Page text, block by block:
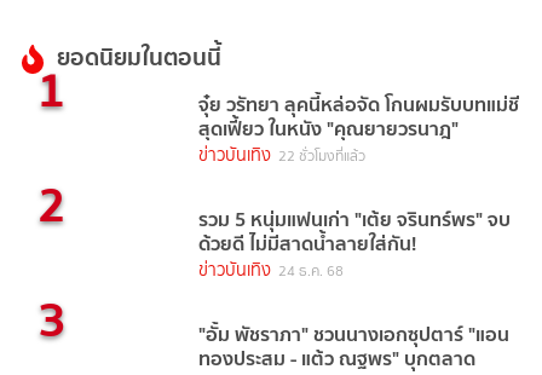
ยอดนิยมในตอนนี้
1 จุ๋ย วรัทยา ลุคนี้หล่อจัด โกนผมรับบทแม่ชี
สุดเฟี้ยว ในหนัง "คุณยายวรนาฎ"
ข่าวบันเทิง 22 ชั่วโมงที่แล้ว
2 รวม 5 หนุ่มแฟนเก่า "เต้ย จรินทร์พร" จบ
ด้วยดี ไม่มีสาดน้ำลายใส่กัน!
ข่าวบันเทิง 24 ธ.ค. 68
3 "อั้ม พัชราภา" ชวนนางเอกซุปตาร์ "แอน
ทองประสม - แต้ว ณฐพร" บุกตลาด